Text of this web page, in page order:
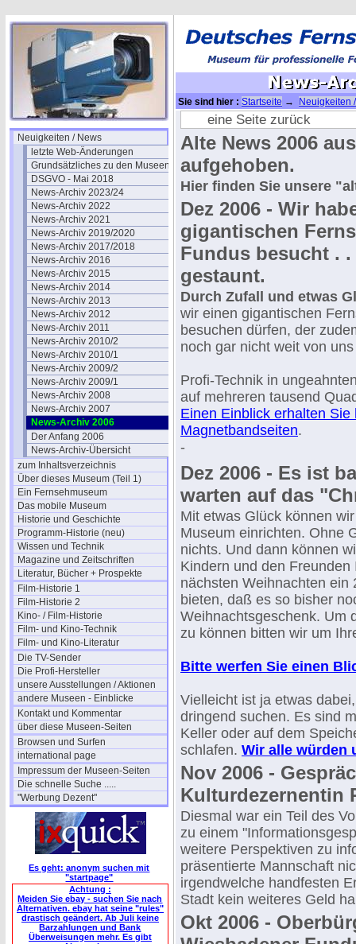
Neuigkeiten / News
letzte Web-Änderungen
Grundsätzliches zu den Museen
DSGVO - Mai 2018
News-Archiv 2023/24
News-Archiv 2022
News-Archiv 2021
News-Archiv 2019/2020
News-Archiv 2017/2018
News-Archiv 2016
News-Archiv 2015
News-Archiv 2014
News-Archiv 2013
News-Archiv 2012
News-Archiv 2011
News-Archiv 2010/2
News-Archiv 2010/1
News-Archiv 2009/2
News-Archiv 2009/1
News-Archiv 2008
News-Archiv 2007
News-Archiv 2006
Der Anfang 2006
News-Archiv-Übersicht
zum Inhaltsverzeichnis
Über dieses Museum (Teil 1)
Ein Fernsehmuseum
Das mobile Museum
Historie und Geschichte
Programm-Historie (neu)
Wissen und Technik
Magazine und Zeitschriften
Literatur, Bücher + Prospekte
Film-Historie 1
Film-Historie 2
Kino- / Film-Historie
Film- und Kino-Technik
Film- und Kino-Literatur
Die TV-Sender
Die Profi-Hersteller
unsere Ausstellungen / Aktionen
andere Museen - Einblicke
Kontakt und Kommentar
über diese Museen-Seiten
Browsen und Surfen
international page
Impressum der Museen-Seiten
Die schnelle Suche .....
"Werbung Dezent"
Es geht: anonym suchen mit
"startpage"
Achtung :
Meiden Sie ebay - suchen Sie nach
Alternativen. ebay hat seine "rules"
drastisch geändert. Ab Juli keine
Barzahlungen und Bank
Überweisungen mehr. Es gibt
Sie sind hier : Startseite → Neuigkeiten
eine Seite zurück
Alte News 2006
aufgehoben.
Hier finden Sie unsere
Dez 2006 - Wir
gigantischen
Fundus besucht .
gestaunt.
Durch Zufall und etwas
wir einen gigantischen
besuchen dürfen, der
noch gar nicht weit von
Profi-Technik in
auf mehreren tausend
Einen Einblick erhalten Sie
Magnetbandseiten.
-
Dez 2006 - Es ist
warten auf das
Mit etwas Glück können
Museum einrichten. Ohne
nichts. Und dann können
Kindern und den Freunden
nächsten Weihnachten ein
bieten, daß es so bisher
Weihnachtsgeschenk. Um
zu können bitten wir um
Bitte werfen Sie einen
Vielleicht ist ja etwas
dringend suchen. Es sind
Keller oder auf dem
schlafen. Wir alle würden
Nov 2006 -
Kulturdezernentin
Diesmal war ein Teil des
zu einem
weitere Perspektiven zu
präsentierte Mannschaft
irgendwelche handfesten
Stadt kein weiteres Geld
Okt 2006 -